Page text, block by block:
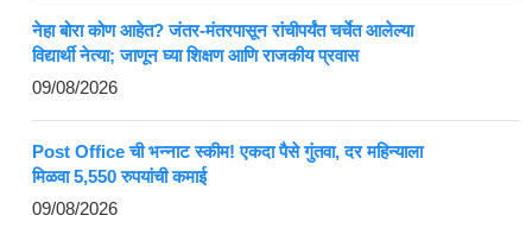
नेहा बोरा कोण आहेत? जंतर-मंतरपासून रांचीपर्यंत चर्चेत आलेल्या
विद्यार्थी नेत्या; जाणून घ्या शिक्षण आणि राजकीय प्रवास
09/08/2026
Post Office ची भन्नाट स्कीम! एकदा पैसे गुंतवा, दर महिन्याला
मिळवा 5,550 रुपयांची कमाई
09/08/2026